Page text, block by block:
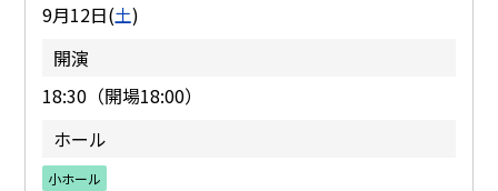
9月12日(土)
開演
18:30（開場18:00）
ホール
小ホール